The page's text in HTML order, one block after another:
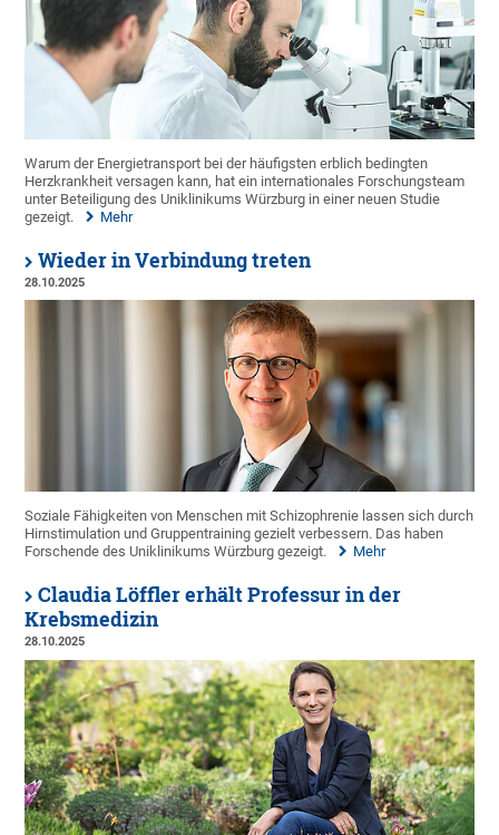
Warum der Energietransport bei der häufigsten erblich bedingten
Herzkrankheit versagen kann, hat ein internationales Forschungsteam
unter Beteiligung des Uniklinikums Würzburg in einer neuen Studie
gezeigt.
Mehr
Wieder in Verbindung treten
28.10.2025
Soziale Fähigkeiten von Menschen mit Schizophrenie lassen sich durch
Hirnstimulation und Gruppentraining gezielt verbessern. Das haben
Forschende des Uniklinikums Würzburg gezeigt.
Mehr
Claudia Löffler erhält Professur in der
Krebsmedizin
28.10.2025